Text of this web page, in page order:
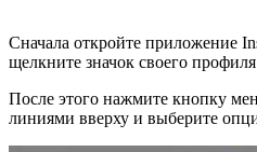
Сначала откройте приложение
щелкните значок своего
После этого нажмите кнопку
линиями вверху и выберите